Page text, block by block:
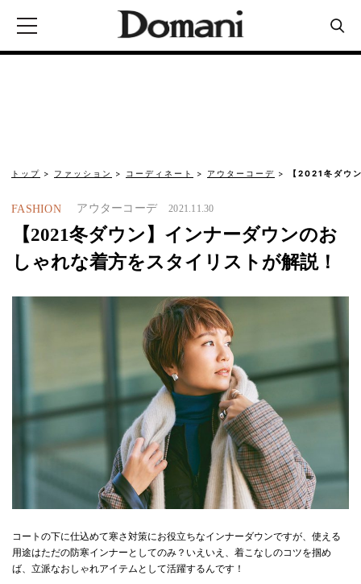
トップ ファッション コーディネート アウターコーデ 【2021冬ダウ
FASHION アウターコーデ 2021.11.30
【2021冬ダウン】インナーダウンのお
しゃれな着方をスタイリストが解説！
コートの下に仕込めて寒さ対策にお役立ちなインナーダウンですが、使える
用途はただの防寒インナーとしてのみ？いえいえ、着こなしのコツを掴め
ば、立派なおしゃれアイテムとして活躍するんです！